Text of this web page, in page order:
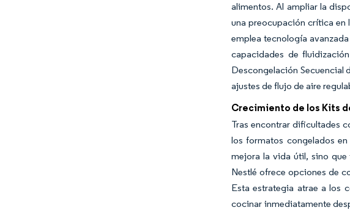
alimentos. Al ampliar la
una preocupación crítica en
emplea tecnología
capacidades de
Descongelación Secuencial
ajustes de flujo de aire
Crecimiento de los Kits
Tras encontrar dificultades
los formatos congelados
mejora la vida útil, sino
Nestlé ofrece opciones de
Esta estrategia atrae a los
cocinar inmediatamente